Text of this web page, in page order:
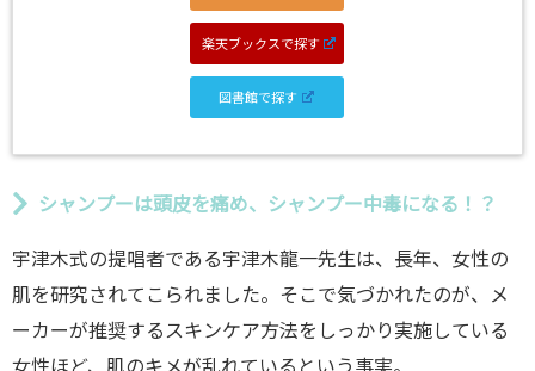
楽天ブックスで探す
図書館で探す
シャンプーは頭皮を痛め、シャンプー中毒になる！？
宇津木式の提唱者である宇津木龍一先生は、長年、女性の
肌を研究されてこられました。そこで気づかれたのが、メ
ーカーが推奨するスキンケア方法をしっかり実施している
女性ほど、肌のキメが乱れているという事実。